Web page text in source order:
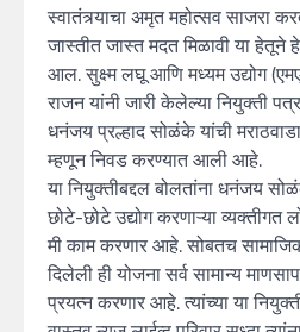
स्वातंत्र्याचा अमृत महोत्सव साजरा
जास्तीत जास्त मदत मिळावी या
आल. सुक्ष्म लघू आणि मध्यम उद्योग
राजन यांनी जारी केलेल्या नियुक्ती
धनंजय प्रल्हाद सोळंके यांची मराठवाडा
म्हणून निवड करण्यात आली आहे.
या नियुक्तीबद्दल बोलतांना धनंजय
छोटे-छोटे उद्योग करणाऱ्या व्यक्तीगत
मी काम करणार आहे. सोबतच
दिलेली ही योजना सर्व सामान्य
प्रयत्न करणार आहे. त्यांच्या या